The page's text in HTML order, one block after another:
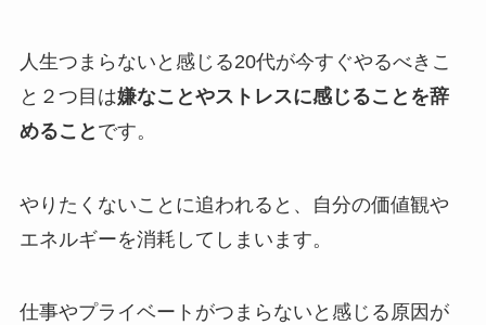
人生つまらないと感じる20代が今すぐやるべきこ
と２つ目は嫌なことやストレスに感じることを辞
めること です。
やりたくないことに追われると、自分の価値観や
エネルギーを消耗してしまいます。
仕事やプライベートがつまらないと感じる原因が